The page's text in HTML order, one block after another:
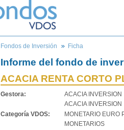
Fondos de Inversión Ficha
Informe del fondo de
ACACIA RENTA CORTO
Gestora:
ACACIA INVERSION
ACACIA INVERSION
Categoría VDOS:
MONETARIO EURO
MONETARIOS